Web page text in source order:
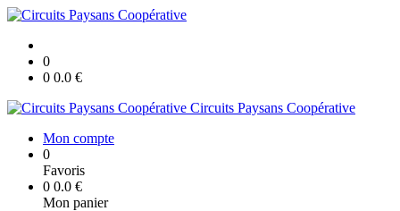
0
0 0.0 €
Circuits Paysans Coopérative
Mon compte
0
Favoris
0 0.0 €
Mon panier